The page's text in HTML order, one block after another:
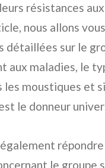
résistances
nous allons
détaillées sur le
aux maladies, le
les moustiques et
le donneur
répondre
le groupe